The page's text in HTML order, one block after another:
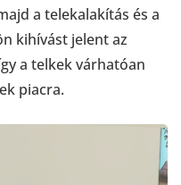
a telekalakítás és a
kihívást jelent az
a telkek várhatóan
piacra.